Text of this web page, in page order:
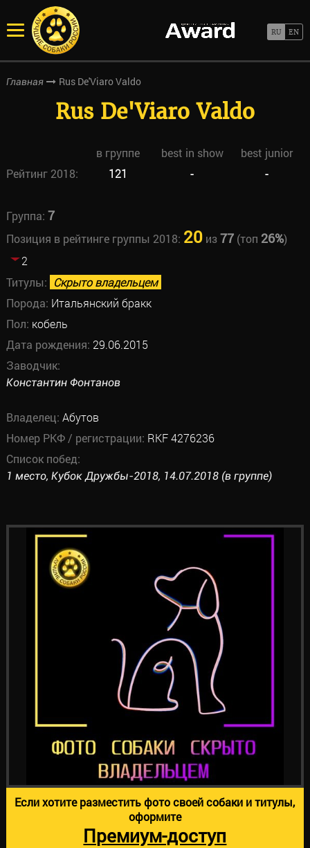
Главная Rus De'Viaro Valdo
Rus De'Viaro Valdo
в группе best in show
best junior
Рейтинг 2018:
121 - -
Группа: 7
Позиция в рейтинге группы 2018: 20из77(топ 26%)
2
Титулы: Скрыто владельцем
Порода: Итальянский бракк
Пол: кобель
Дата рождения: 29.06.2015
Заводчик:
Константин Фонтанов
Владелец: Абутов
Номер РКФ / регистрации: RKF 4276236
Список побед:
1 место, Кубок Дружбы-2018, 14.07.2018 (в группе)
Если хотите разместить фото своей собаки и титулы,
оформите
Премиум-доступ